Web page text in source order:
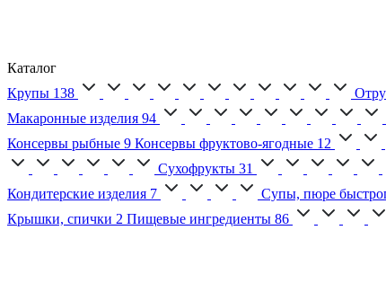
Каталог
Крупы 138
Макаронные изделия 94
Консервы рыбные 9 Консервы фруктово-ягодные 12
Сухофрукты 31
Кондитерские изделия 7 Супы, пюре
Крышки, спички 2 Пищевые ингредиенты 86